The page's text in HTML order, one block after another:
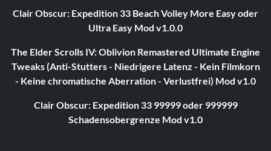
Clair Obscur: Expedition 33 Beach Volley More Easy oder
Ultra Easy Mod v1.0.0
The Elder Scrolls IV: Oblivion Remastered Ultimate Engine
Tweaks (Anti-Stutters - Niedrigere Latenz - Kein Filmkorn
- Keine chromatische Aberration - Verlustfrei) Mod v1.0
Clair Obscur: Expedition 33 99999 oder 999999
Schadensobergrenze Mod v1.0